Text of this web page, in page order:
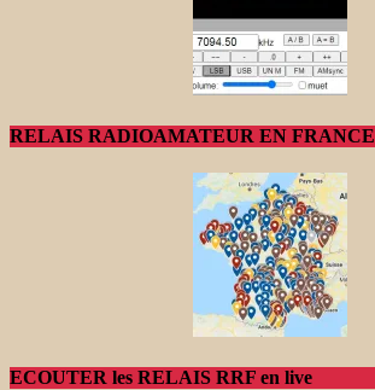
RELAIS RADIOAMATEUR EN FRANCE
ECOUTER les RELAIS RRF en live